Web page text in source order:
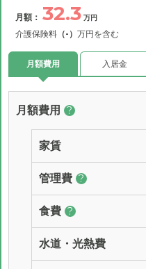
月額： 32.3 万円
介護保険料 （-） 万円を含む
月額費用 入居金
月額費用 ?
家賃
管理費 ?
食費 ?
水道・光熱費